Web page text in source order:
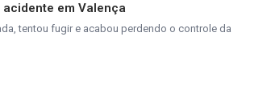
em Valença
tentou fugir e acabou perdendo o controle da